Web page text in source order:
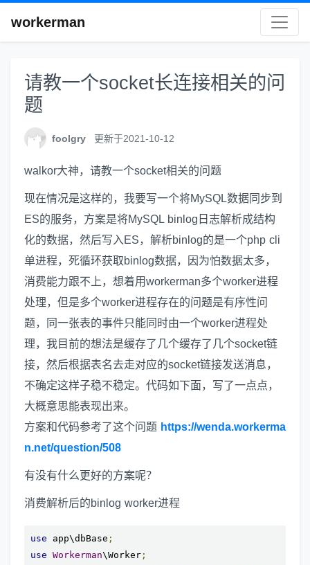
workerman
请教一个socket长连接相关的问
题
foolgry 更新于2021-10-12
walkor大神，请教一个socket相关的问题
现在情况是这样的，我要写一个将MySQL数据同步到
ES的服务，方案是将MySQL binlog日志解析成结构
化的数据，然后写入ES，解析binlog的是一个php cli
单进程，死循环获取binlog数据，因为怕数据太多，
消费能力跟不上，想着用workerman多个worker进程
处理，但是多个worker进程存在的问题是有序性问
题，同一张表的事件只能同时由一个worker进程处
理，我目前的想法是缓存了几个缓存了几个socket链
接，然后根据表名去走对应的socket链接发送消息，
不确定这样子稳不稳定。代码如下面，写了一点点，
大概意思能表现出来。
方案和代码参考了这个问题 https://wenda.workerma
n.net/question/508
有没有什么更好的方案呢？
消费解析后的binlog worker进程
use app\dbBase ;
use Workerman\Worker ;